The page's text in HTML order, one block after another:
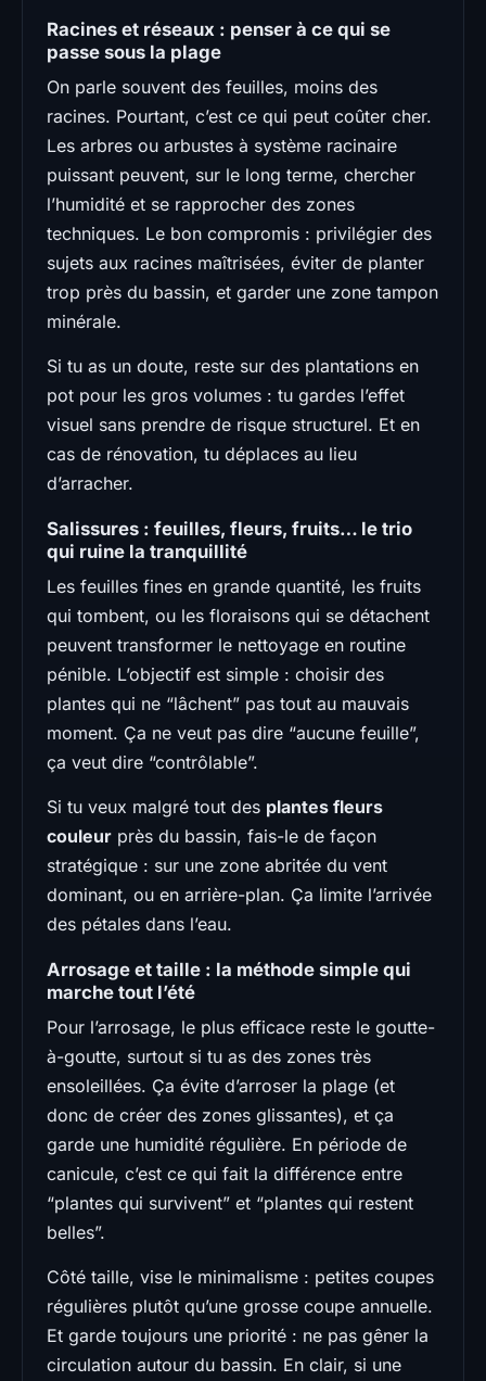
Racines et réseaux : penser à ce qui se
passe sous la plage
On parle souvent des feuilles, moins des
racines. Pourtant, c’est ce qui peut coûter cher.
Les arbres ou arbustes à système racinaire
puissant peuvent, sur le long terme, chercher
l’humidité et se rapprocher des zones
techniques. Le bon compromis : privilégier des
sujets aux racines maîtrisées, éviter de planter
trop près du bassin, et garder une zone tampon
minérale.
Si tu as un doute, reste sur des plantations en
pot pour les gros volumes : tu gardes l’effet
visuel sans prendre de risque structurel. Et en
cas de rénovation, tu déplaces au lieu
d’arracher.
Salissures : feuilles, fleurs, fruits… le trio
qui ruine la tranquillité
Les feuilles fines en grande quantité, les fruits
qui tombent, ou les floraisons qui se détachent
peuvent transformer le nettoyage en routine
pénible. L’objectif est simple : choisir des
plantes qui ne “lâchent” pas tout au mauvais
moment. Ça ne veut pas dire “aucune feuille”,
ça veut dire “contrôlable”.
Si tu veux malgré tout des plantes fleurs
couleur près du bassin, fais-le de façon
stratégique : sur une zone abritée du vent
dominant, ou en arrière-plan. Ça limite l’arrivée
des pétales dans l’eau.
Arrosage et taille : la méthode simple qui
marche tout l’été
Pour l’arrosage, le plus efficace reste le goutte-
à-goutte, surtout si tu as des zones très
ensoleillées. Ça évite d’arroser la plage (et
donc de créer des zones glissantes), et ça
garde une humidité régulière. En période de
canicule, c’est ce qui fait la différence entre
“plantes qui survivent” et “plantes qui restent
belles”.
Côté taille, vise le minimalisme : petites coupes
régulières plutôt qu’une grosse coupe annuelle.
Et garde toujours une priorité : ne pas gêner la
circulation autour du bassin. En clair, si une